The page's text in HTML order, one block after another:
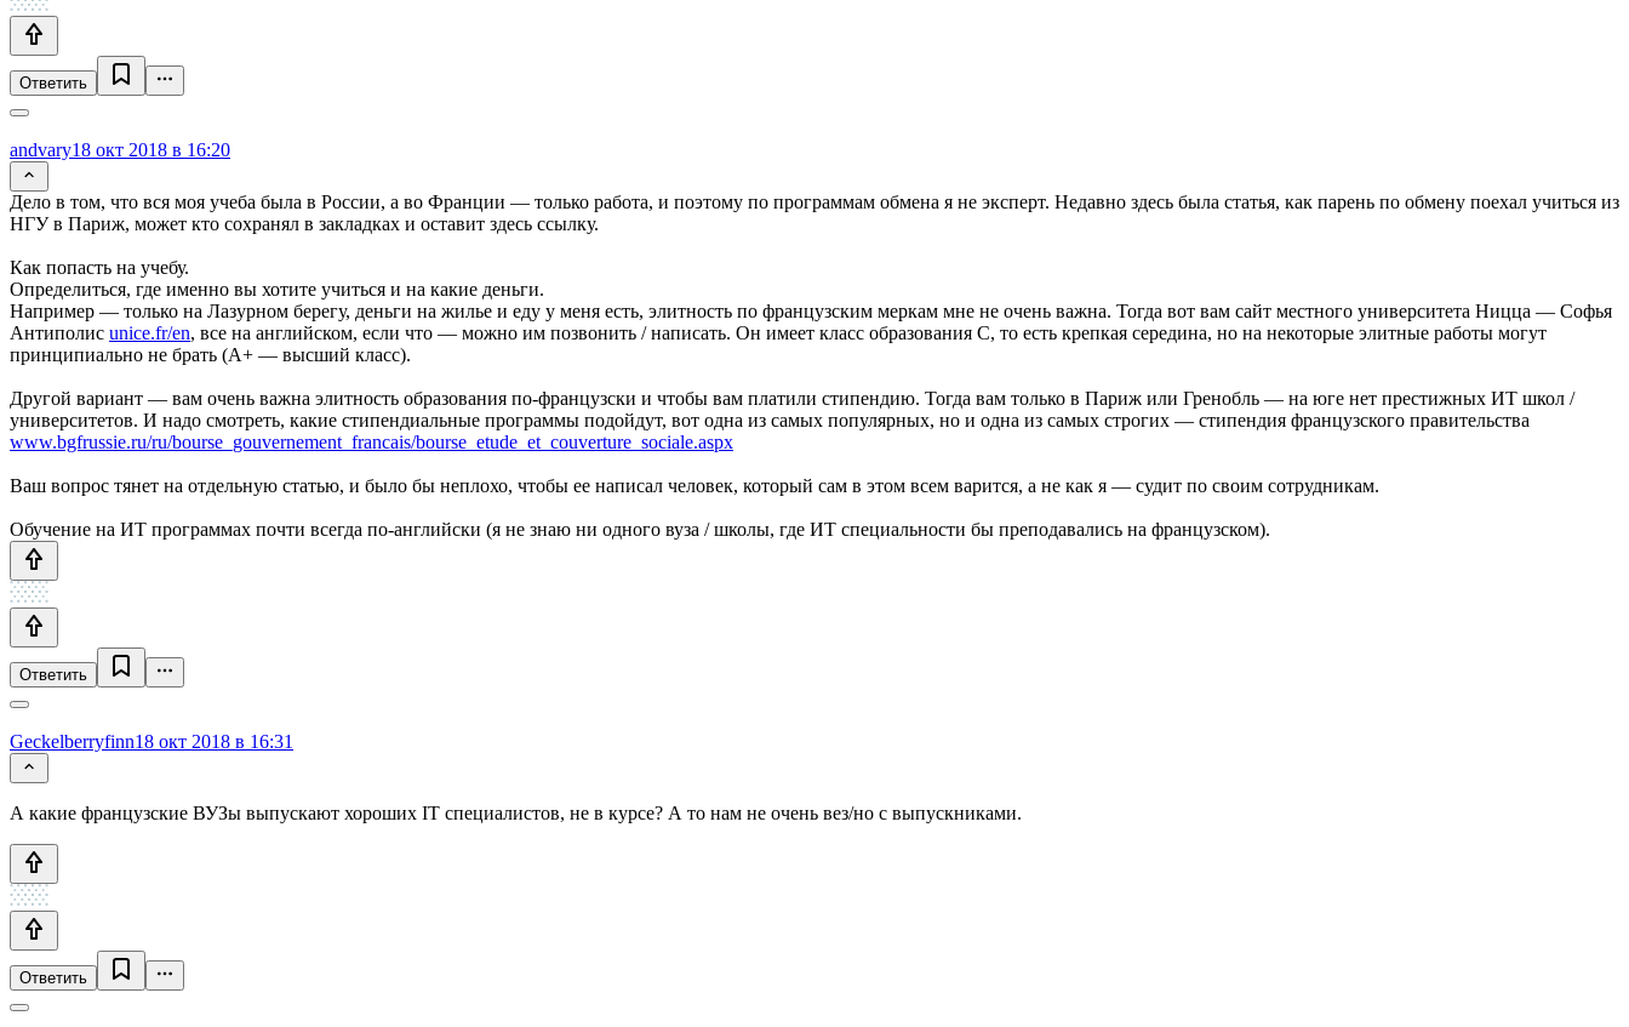
Ответить
andvary18 окт 2018 в 16:20
Дело в том, что вся моя учеба была в России, а во Франции — только работа, и поэтому по программам обмена я не эксперт. Недавно здесь была статья, как парень по обмену поехал учиться из
НГУ в Париж, может кто сохранял в закладках и оставит здесь ссылку.
Как попасть на учебу.
Определиться, где именно вы хотите учиться и на какие деньги.
Например — только на Лазурном берегу, деньги на жилье и еду у меня есть, элитность по французским меркам мне не очень важна. Тогда вот вам сайт местного университета Ницца — Софья
Антиполис unice.fr/en, все на английском, если что — можно им позвонить / написать. Он имеет класс образования С, то есть крепкая середина, но на некоторые элитные работы могут
принципиально не брать (A+ — высший класс).
Другой вариант — вам очень важна элитность образования по-французски и чтобы вам платили стипендию. Тогда вам только в Париж или Гренобль — на юге нет престижных ИТ школ /
университетов. И надо смотреть, какие стипендиальные программы подойдут, вот одна из самых популярных, но и одна из самых строгих — стипендия французского правительства
www.bgfrussie.ru/ru/bourse_gouvernement_francais/bourse_etude_et_couverture_sociale.aspx
Ваш вопрос тянет на отдельную статью, и было бы неплохо, чтобы ее написал человек, который сам в этом всем варится, а не как я — судит по своим сотрудникам.
Обучение на ИТ программах почти всегда по-английски (я не знаю ни одного вуза / школы, где ИТ специальности бы преподавались на французском).
Ответить
Geckelberryfinn18 окт 2018 в 16:31
А какие французские ВУЗы выпускают хороших IT специалистов, не в курсе? А то нам не очень вез/но с выпускниками.
Ответить